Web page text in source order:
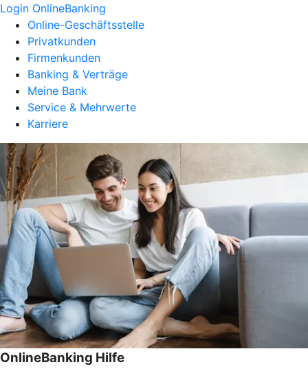
Login OnlineBanking
Online-Geschäftsstelle
Privatkunden
Firmenkunden
Banking & Verträge
Meine Bank
Service & Mehrwerte
Karriere
OnlineBanking Hilfe